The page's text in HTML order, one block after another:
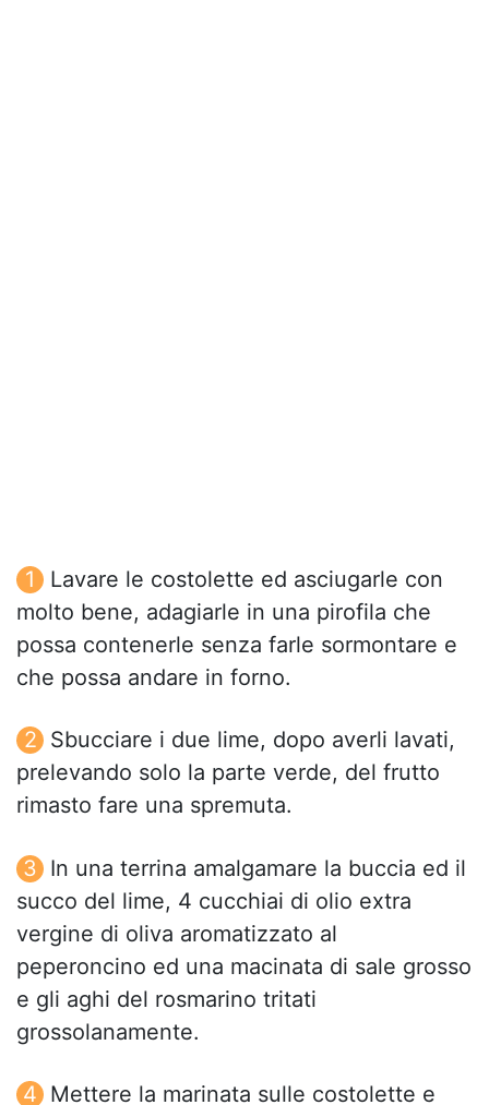
Lavare le costolette ed asciugarle con
molto bene, adagiarle in una pirofila che
possa contenerle senza farle sormontare e
che possa andare in forno.
Sbucciare i due lime, dopo averli lavati,
prelevando solo la parte verde, del frutto
rimasto fare una spremuta.
In una terrina amalgamare la buccia ed il
succo del lime, 4 cucchiai di olio extra
vergine di oliva aromatizzato al
peperoncino ed una macinata di sale grosso
e gli aghi del rosmarino tritati
grossolanamente.
Mettere la marinata sulle costolette e